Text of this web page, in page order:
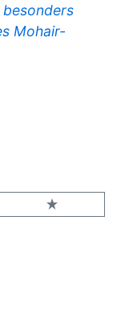
Mohair-